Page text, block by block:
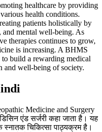
healthcare by providing
health conditions.
patients holistically by
and mental well-being. As
therapies continues to grow,
is increasing. A BHMS
build a rewarding medical
and well-being of society.
Medicine and Surgery
एंड सर्जरी कहा जाता है। यह
स्नातक चिकित्सा पाठ्यक्रम है।